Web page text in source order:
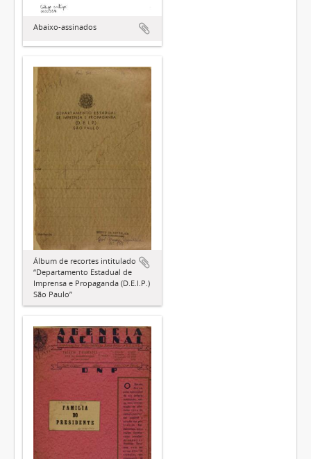
Abaixo-assinados
Álbum de recortes intitulado
“Departamento Estadual de
Imprensa e Propaganda (D.E.I.P.)
São Paulo”